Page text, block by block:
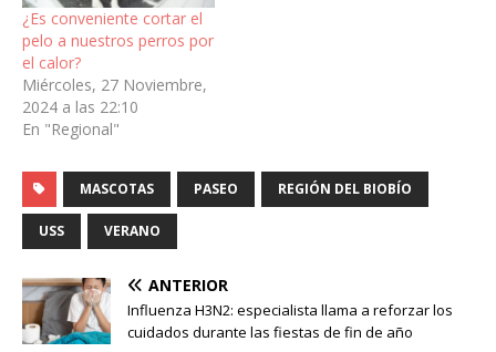
¿Es conveniente cortar el
pelo a nuestros perros por
el calor?
Miércoles, 27 Noviembre,
2024 a las 22:10
En "Regional"
MASCOTAS PASEO REGIÓN DEL BIOBÍO
USS VERANO
ANTERIOR
Influenza H3N2: especialista llama a reforzar los
cuidados durante las fiestas de fin de año